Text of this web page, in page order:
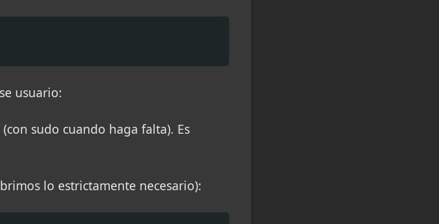
usuario:
sudo cuando haga falta). Es
lo estrictamente necesario):